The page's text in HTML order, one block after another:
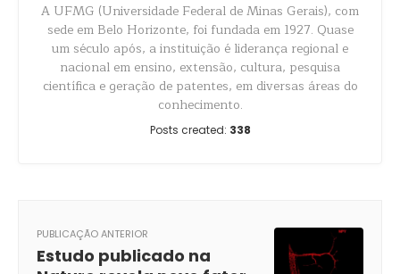
A UFMG (Universidade Federal de Minas Gerais), com
sede em Belo Horizonte, foi fundada em 1927. Quase
um século após, a instituição é liderança regional e
nacional em ensino, extensão, cultura, pesquisa
científica e geração de patentes, em diversas áreas do
conhecimento.
Posts created: 338
PUBLICAÇÃO ANTERIOR
Estudo publicado na